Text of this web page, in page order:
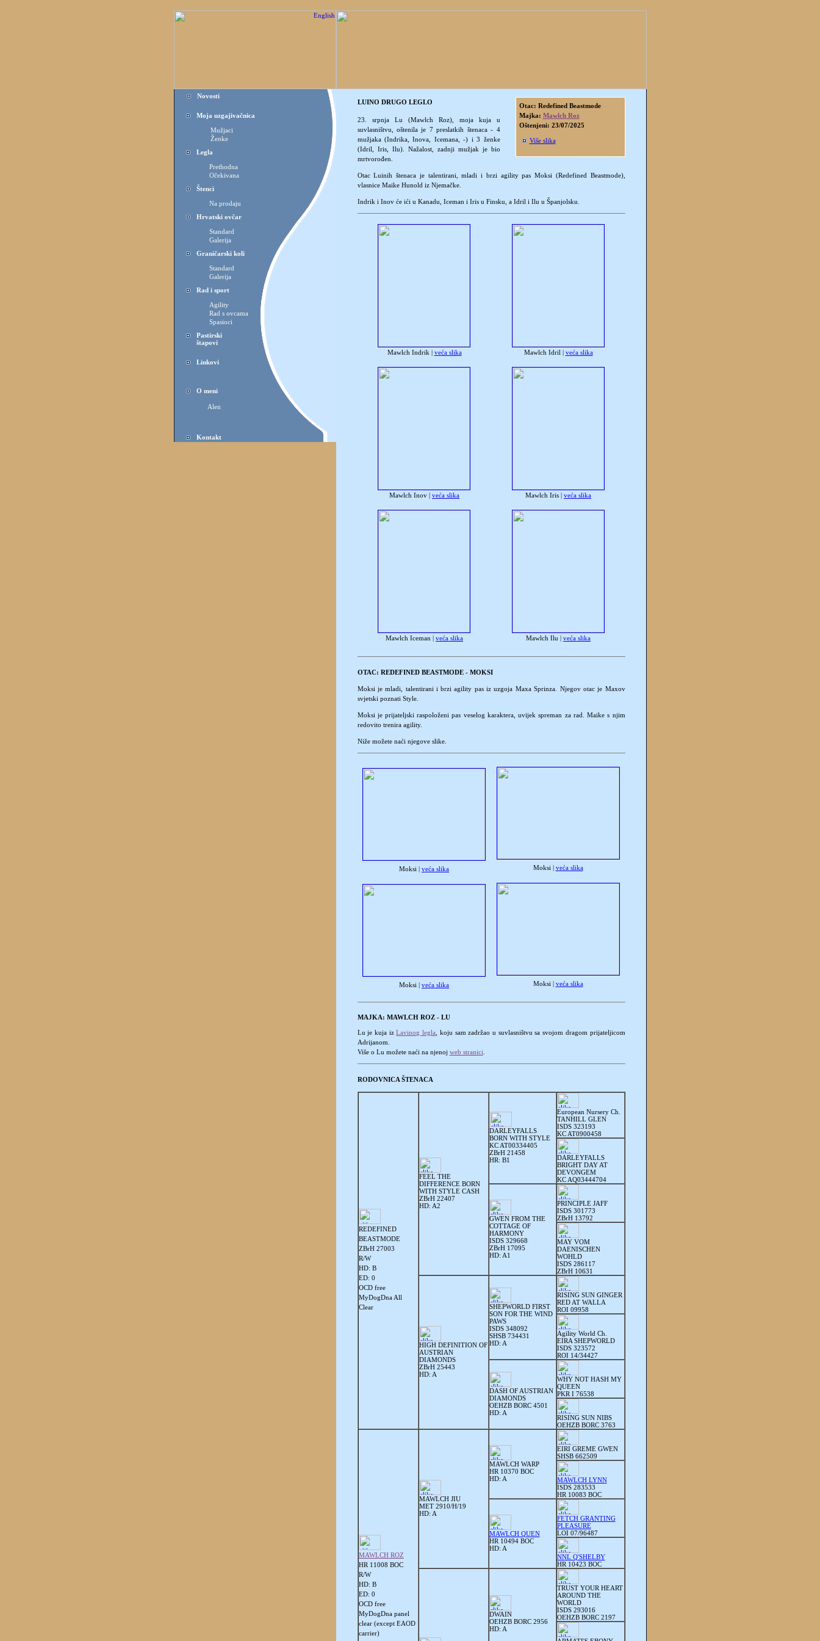
Novosti
Moja uzgajivačnica
Mužjaci
Ženke
Legla
Prethodna
Očekivana
Štenci
Na prodaju
Hrvatski ovčar
Standard
Galerija
Graničarski koli
Standard
Galerija
Rad i sport
Agility
Rad s ovcama
Spasioci
Pastirski
štapovi
Linkovi
O meni
Alen
Kontakt
Otac: Redefined Beastmode
Majka: Mawlch Roz
Oštenjeni: 23/07/2025
Više slika
LUINO DRUGO LEGLO
23. srpnja Lu (Mawlch Roz), moja kuja u
suvlasništvu, oštenila je 7 preslatkih štenaca - 4
mužjaka (Indrika, Inova, Icemana, -) i 3 ženke
(Idril, Iris, Ilu). Nažalost, zadnji mužjak je bio
mrtvorođen.
Otac Luinih štenaca je talentirani, mladi i brzi agility pas Moksi (Redefined Beastmode),
vlasnice Maike Hunold iz Njemačke.
Indrik i Inov će ići u Kanadu, Iceman i Iris u Finsku, a Idril i Ilu u Španjolsku.
Mawlch Indrik | veća slika Mawlch Idril | veća slika
Mawlch Inov | veća slika Mawlch Iris | veća slika
Mawlch Iceman | veća slika Mawlch Ilu | veća slika
OTAC: REDEFINED BEASTMODE - MOKSI
Moksi je mladi, talentirani i brzi agility pas iz uzgoja Maxa Sprinza. Njegov otac je Maxov
svjetski poznati Style.
Moksi je prijateljski raspoloženi pas veselog karaktera, uvijek spreman za rad. Maike s njim
redovito trenira agility.
Niže možete naći njegove slike.
Moksi | veća slika Moksi | veća slika
Moksi | veća slika Moksi | veća slika
MAJKA: MAWLCH ROZ - LU
Lu je kuja izLavinog legla , koju sam zadržao u suvlasništvu sa svojom dragom prijateljicom
Adrijanom.
Više o Lu možete naći na njenoj web stranici
RODOVNICA ŠTENACA
REDEFINED
BEASTMODE
ZBrH 27003
R/W
HD: B
ED: 0
OCD free
MyDogDna All
Clear
FEEL THE
DIFFERENCE BORN
WITH STYLE CASH
ZBrH 22407
HD: A2
DARLEYFALLS
BORN WITH STYLE
KC AT00334405
ZBrH 21458
HR: B1
European Nursery Ch.
TANHILL GLEN
ISDS 323193
KC AT0900458
DARLEYFALLS
BRIGHT DAY AT
DEVONGEM
KC AQ03444704
GWEN FROM THE
COTTAGE OF
HARMONY
ISDS 329668
ZBrH 17095
HD: A1
PRINCIPLE JAFF
ISDS 301773
ZBrH 13792
MAY VOM
DAENISCHEN
WOHLD
ISDS 286117
ZBrH 10631
HIGH DEFINITION OF
AUSTRIAN
DIAMONDS
ZBrH 25443
HD: A
SHEPWORLD FIRST
SON FOR THE WIND
PAWS
ISDS 348092
SHSB 734431
HD: A
RISING SUN GINGER
RED AT WALLA
ROI 09958
Agility World Ch.
EIRA SHEPWORLD
ISDS 323572
ROI 14/34427
DASH OF AUSTRIAN
DIAMONDS
OEHZB BORC 4501
HD: A
WHY NOT HASH MY
QUEEN
PKR I 76538
RISING SUN NIBS
OEHZB BORC 3763
MAWLCH ROZ
HR 11008 BOC
R/W
HD: B
ED: 0
OCD free
MyDogDna panel
clear (except EAOD
carrier)
MAWLCH JIU
MET 2910/H/19
HD: A
MAWLCH WARP
HR 10370 BOC
HD: A
EIRI GREME GWEN
SHSB 662509
MAWLCH LYNN
ISDS 283533
HR 10083 BOC
MAWLCH QUEN
HR 10494 BOC
HD: A
FETCH GRANTING
PLEASURE
LOI 07/96487
NNL Q'SHELBY
HR 10423 BOC
DWAIN
OEHZB BORC 2956
HD: A
TRUST YOUR HEART
AROUND THE
WORLD
ISDS 293016
OEHZB BORC 2197